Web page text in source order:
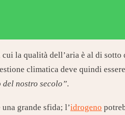
la qualità dell’aria è al di sotto
climatica deve quindi
nostro secolo”.
grande sfida; l’idrogeno